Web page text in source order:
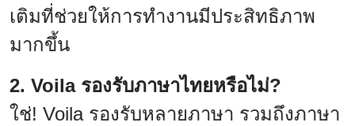
เติมที่ช่วยให้การทำงานมีประสิทธิภาพ
มากขึ้น
2. Voila รองรับภาษาไทยหรือไม่?
ใช่! Voila รองรับหลายภาษา รวมถึงภาษา